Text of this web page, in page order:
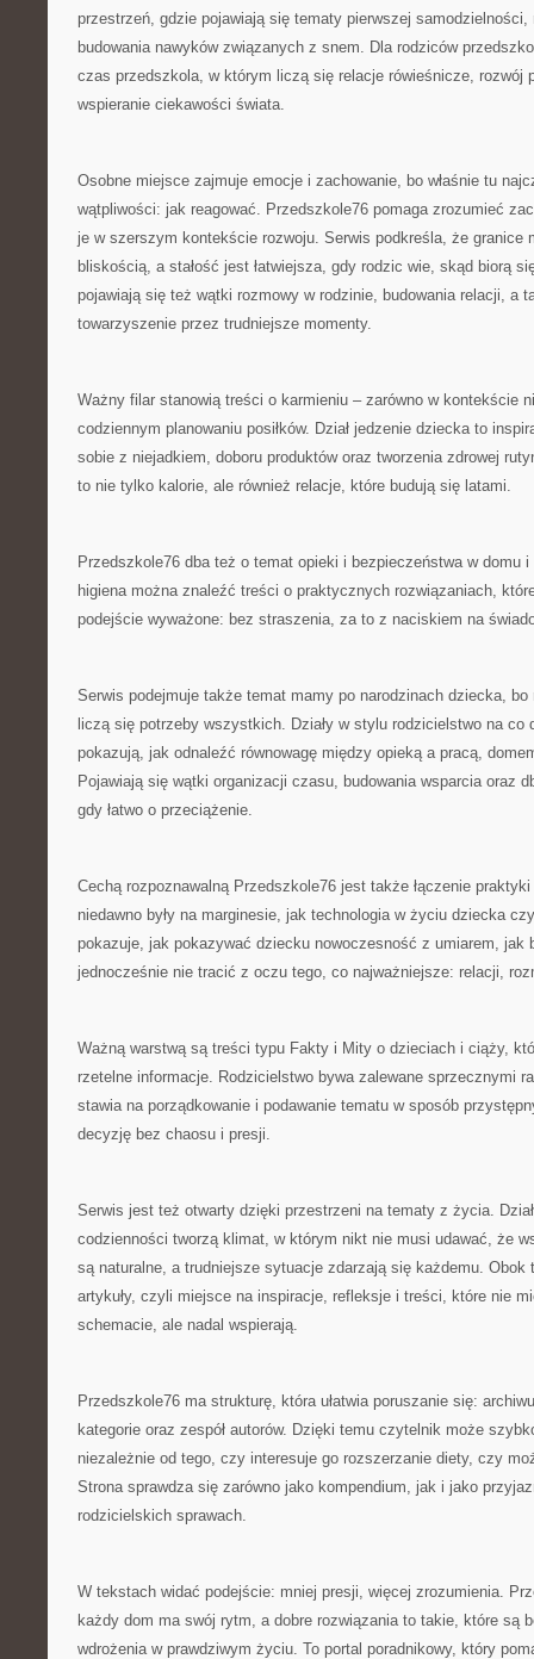
przestrzeń, gdzie pojawiają się tematy pierwszej
budowania nawyków związanych z snem. Dla rodziców
czas przedszkola, w którym liczą się relacje rówieśnicze, rozwój
wspieranie ciekawości świata.
Osobne miejsce zajmuje emocje i zachowanie, bo właśnie tu
wątpliwości: jak reagować. Przedszkole76 pomaga zrozumieć
je w szerszym kontekście rozwoju. Serwis podkreśla, że granice
bliskością, a stałość jest łatwiejsza, gdy rodzic wie, skąd biorą
pojawiają się też wątki rozmowy w rodzinie, budowania relacji, a
towarzyszenie przez trudniejsze momenty.
Ważny filar stanowią treści o karmieniu – zarówno w kontekście
codziennym planowaniu posiłków. Dział jedzenie dziecka to
sobie z niejadkiem, doboru produktów oraz tworzenia zdrowej
to nie tylko kalorie, ale również relacje, które budują się latami.
Przedszkole76 dba też o temat opieki i bezpieczeństwa w domu
higiena można znaleźć treści o praktycznych rozwiązaniach,
podejście wyważone: bez straszenia, za to z naciskiem na
Serwis podejmuje także temat mamy po narodzinach dziecka,
liczą się potrzeby wszystkich. Działy w stylu rodzicielstwo na co
pokazują, jak odnaleźć równowagę między opieką a pracą,
Pojawiają się wątki organizacji czasu, budowania wsparcia oraz
gdy łatwo o przeciążenie.
Cechą rozpoznawalną Przedszkole76 jest także łączenie
niedawno były na marginesie, jak technologia w życiu dziecka
pokazuje, jak pokazywać dziecku nowoczesność z umiarem, jak
jednocześnie nie tracić z oczu tego, co najważniejsze: relacji,
Ważną warstwą są treści typu Fakty i Mity o dzieciach i ciąży,
rzetelne informacje. Rodzicielstwo bywa zalewane sprzecznymi
stawia na porządkowanie i podawanie tematu w sposób
decyzję bez chaosu i presji.
Serwis jest też otwarty dzięki przestrzeni na tematy z życia.
codzienności tworzą klimat, w którym nikt nie musi udawać, że
są naturalne, a trudniejsze sytuacje zdarzają się każdemu. Obok
artykuły, czyli miejsce na inspiracje, refleksje i treści, które nie
schemacie, ale nadal wspierają.
Przedszkole76 ma strukturę, która ułatwia poruszanie się:
kategorie oraz zespół autorów. Dzięki temu czytelnik może
niezależnie od tego, czy interesuje go rozszerzanie diety, czy
Strona sprawdza się zarówno jako kompendium, jak i jako
rodzicielskich sprawach.
W tekstach widać podejście: mniej presji, więcej zrozumienia.
każdy dom ma swój rytm, a dobre rozwiązania to takie, które są
wdrożenia w prawdziwym życiu. To portal poradnikowy, który